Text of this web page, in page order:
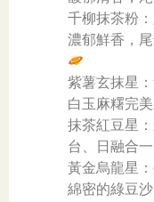
千柳抹茶粉
濃郁鮮香，尾
紫薯玄抹星
白玉麻糬完
抹茶紅豆星
台、日融合
黃金烏龍星
綿密的綠豆